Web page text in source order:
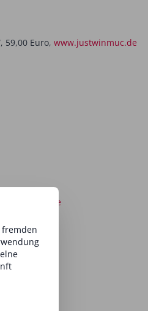
Euro, www.justwinmuc.de
store.de